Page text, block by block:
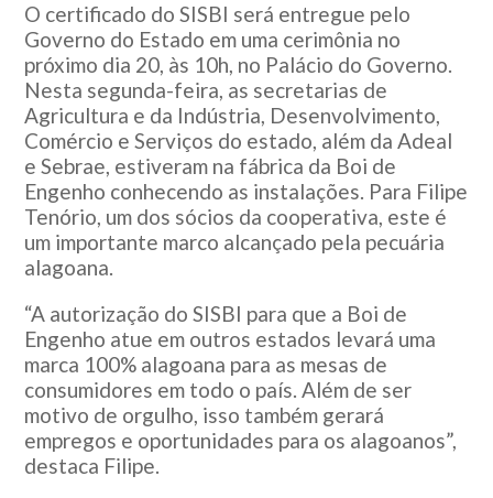
O certificado do SISBI será entregue pelo
Governo do Estado em uma cerimônia no
próximo dia 20, às 10h, no Palácio do Governo.
Nesta segunda-feira, as secretarias de
Agricultura e da Indústria, Desenvolvimento,
Comércio e Serviços do estado, além da Adeal
e Sebrae, estiveram na fábrica da Boi de
Engenho conhecendo as instalações. Para Filipe
Tenório, um dos sócios da cooperativa, este é
um importante marco alcançado pela pecuária
alagoana.
“A autorização do SISBI para que a Boi de
Engenho atue em outros estados levará uma
marca 100% alagoana para as mesas de
consumidores em todo o país. Além de ser
motivo de orgulho, isso também gerará
empregos e oportunidades para os alagoanos”,
destaca Filipe.